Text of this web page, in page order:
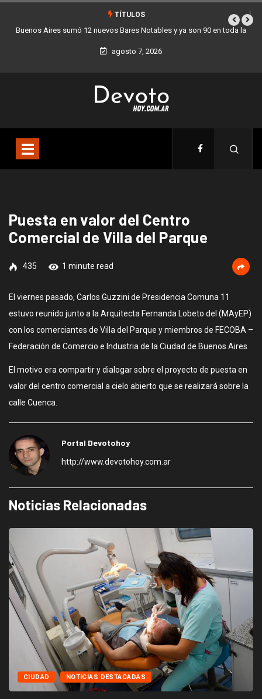
TÍTULOS
Buenos Aires sumó 12 nuevos Bares Notables y ya son 90 en toda la
Ciudad
agosto 7, 2026
Puesta en valor del Centro
Comercial de Villa del Parque
435 1 minute read
El viernes pasado, Carlos Guzzini de Presidencia Comuna 11
estuvo reunido junto a la Arquitecta Fernanda Lobeto del (MAyEP)
con los comerciantes de Villa del Parque y miembros de FECOBA –
Federación de Comercio e Industria de la Ciudad de Buenos Aires
El motivo era compartir y dialogar sobre el proyecto de puesta en
valor del centro comercial a cielo abierto que se realizará sobre la
calle Cuenca.
Portal Devotohoy
http://www.devotohoy.com.ar
Noticias Relacionadas
CIUDAD NOTICIAS DESTACADAS